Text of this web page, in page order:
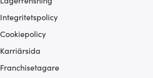
Integritetspolicy
Cookiepolicy
Karriärsida
Franchisetagare